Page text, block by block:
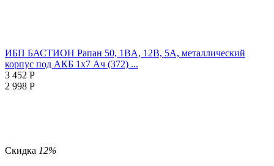
ИБП БАСТИОН Рапан 50, 1ВA, 12В, 5А, металлический
корпус под АКБ 1х7 Ач (372) ...
3 452 Р
2 998 Р
Скидка 12%